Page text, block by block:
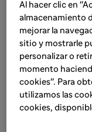
Al hacer clic en
almacenamiento
mejorar la
sitio y mostrarle
personalizar o
momento
cookies". Para
utilizamos las
cookies,